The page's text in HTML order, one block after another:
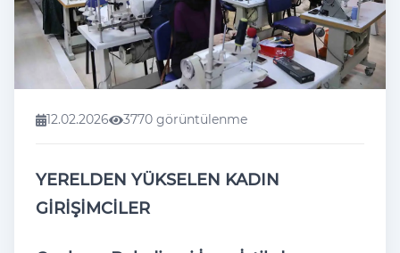
12.02.2026 3770 görüntülenme
YERELDEN YÜKSELEN KADIN
GİRİŞİMCİLER